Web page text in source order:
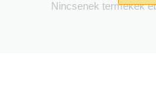
Nincsenek termékek